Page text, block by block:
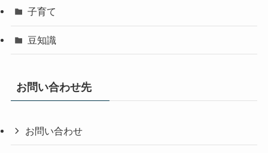
子育て
豆知識
お問い合わせ先
お問い合わせ